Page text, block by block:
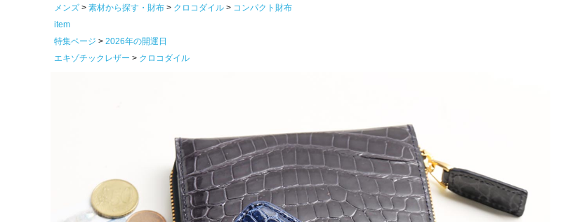
メンズ
素材から探す・財布 クロコダイル
コンパクト財布
item
特集ページ
2026年の開運日
エキゾチックレザー
クロコダイル